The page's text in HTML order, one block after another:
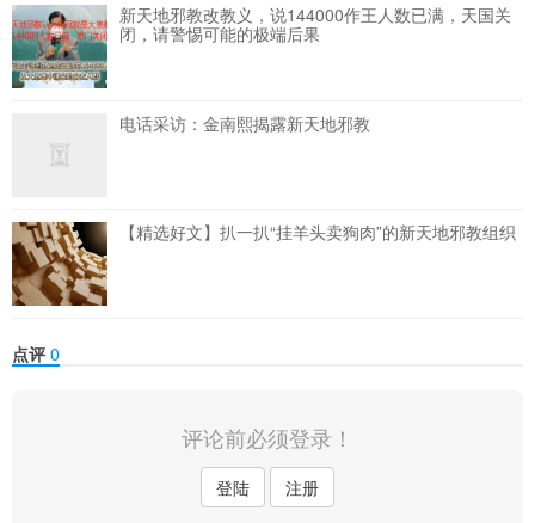
新天地邪教改教义，说144000作王人数已满，天国关
闭，请警惕可能的极端后果
电话采访：金南熙揭露新天地邪教
【精选好文】扒一扒“挂羊头卖狗肉”的新天地邪教组织
点评0
评论前必须登录！
登陆 注册